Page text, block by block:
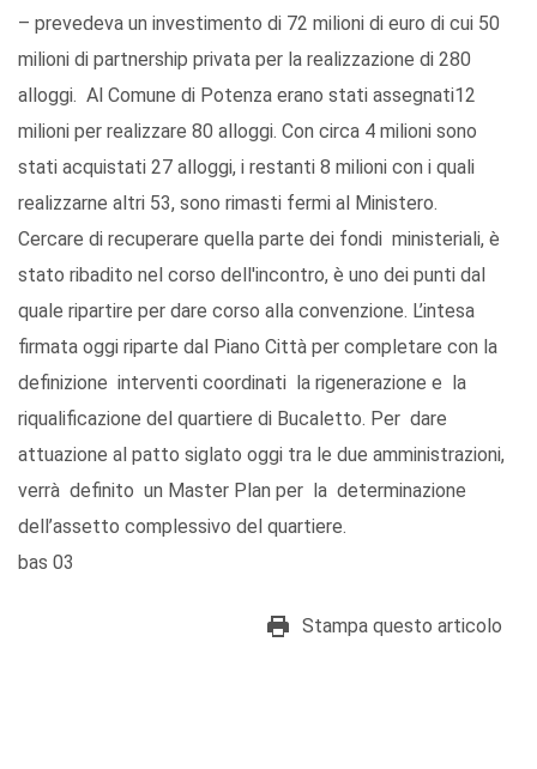
– prevedeva un investimento di 72 milioni di euro di cui 50
milioni di partnership privata per la realizzazione di 280
alloggi. Al Comune di Potenza erano stati assegnati12
milioni per realizzare 80 alloggi. Con circa 4 milioni sono
stati acquistati 27 alloggi, i restanti 8 milioni con i quali
realizzarne altri 53, sono rimasti fermi al Ministero.
Cercare di recuperare quella parte dei fondi ministeriali, è
stato ribadito nel corso dell'incontro, è uno dei punti dal
quale ripartire per dare corso alla convenzione. L’intesa
firmata oggi riparte dal Piano Città per completare con la
definizione interventi coordinati la rigenerazione e la
riqualificazione del quartiere di Bucaletto. Per dare
attuazione al patto siglato oggi tra le due amministrazioni,
verrà definito un Master Plan per la determinazione
dell’assetto complessivo del quartiere.
bas 03
Stampa questo articolo